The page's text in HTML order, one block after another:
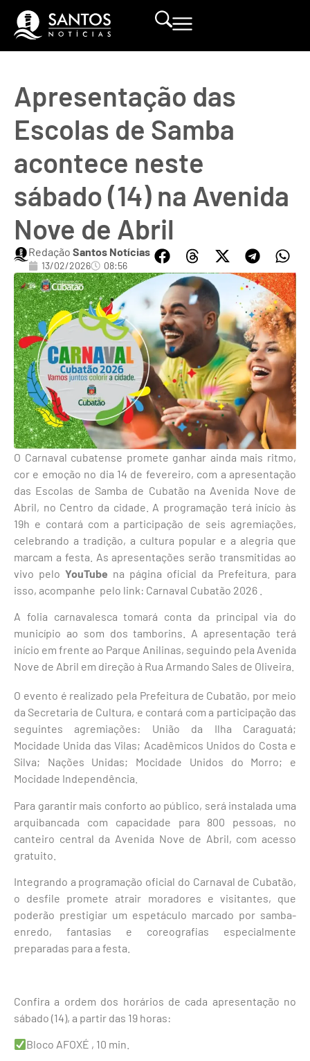
Apresentação das
Escolas de Samba
acontece neste
sábado (14) na Avenida
Nove de Abril
Redação Santos Notícias
13/02/2026 08:56
O Carnaval cubatense promete ganhar ainda mais ritmo,
cor e emoção no dia 14 de fevereiro, com a apresentação
das Escolas de Samba de Cubatão na Avenida Nove de
Abril, no Centro da cidade. A programação terá início às
19h e contará com a participação de seis agremiações,
celebrando a tradição, a cultura popular e a alegria que
marcam a festa. As apresentações serão transmitidas ao
vivo pelo YouTube na página oficial da Prefeitura. para
isso, acompanhe pelo link: Carnaval Cubatão 2026 .
A folia carnavalesca tomará conta da principal via do
município ao som dos tamborins. A apresentação terá
início em frente ao Parque Anilinas, seguindo pela Avenida
Nove de Abril em direção à Rua Armando Sales de Oliveira.
O evento é realizado pela Prefeitura de Cubatão, por meio
da Secretaria de Cultura, e contará com a participação das
seguintes agremiações: União da Ilha Caraguatá;
Mocidade Unida das Vilas; Acadêmicos Unidos do Costa e
Silva; Nações Unidas; Mocidade Unidos do Morro; e
Mocidade Independência.
Para garantir mais conforto ao público, será instalada uma
arquibancada com capacidade para 800 pessoas, no
canteiro central da Avenida Nove de Abril, com acesso
gratuito.
Integrando a programação oficial do Carnaval de Cubatão,
o desfile promete atrair moradores e visitantes, que
poderão prestigiar um espetáculo marcado por samba-
enredo, fantasias e coreografias especialmente
preparadas para a festa.
Confira a ordem dos horários de cada apresentação no
sábado (14), a partir das 19 horas:
Bloco AFOXÉ , 10 min.